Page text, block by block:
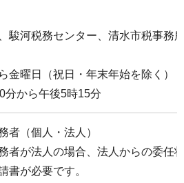
駿河税務センター、清水市税事務
金曜日（祝日・年末年始を除く）
分から午後5時15分
者（個人・法人）
者が法人の場合、法人からの委任
書が必要です。